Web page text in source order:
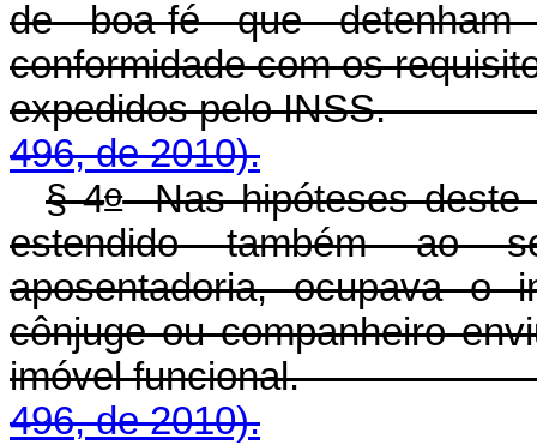
de boa-fé que
conformidade com os
expedidos pelo
496, de 2010).
§ 4oNas hipóteses deste
estendido também ao
aposentadoria, ocupava o
cônjuge ou companheiro
imóvel
496, de 2010).